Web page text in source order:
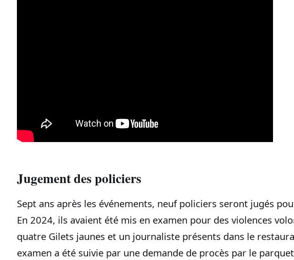
Jugement des policiers
Sept ans après les événements, neuf policiers seront jugés
En 2024, ils avaient été mis en examen pour des violences
quatre Gilets jaunes et un journaliste présents dans le
examen a été suivie par une demande de procès par le